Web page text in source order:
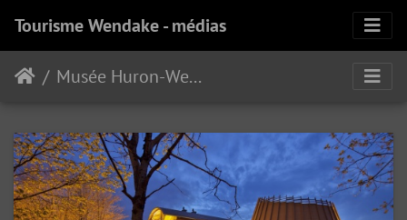
Tourisme Wendake - médias
Musée Huron-Wendat